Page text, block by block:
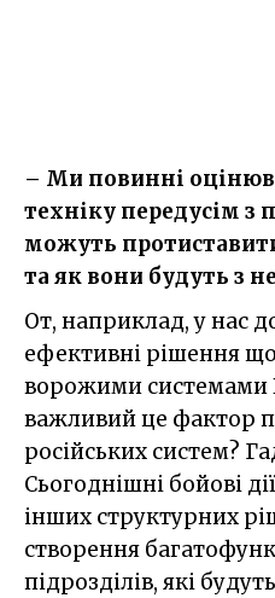
– Ми повинні
техніку передусім з
можуть
та як вони будуть з
От, наприклад, у нас
ефективні рішення
ворожими системами
важливий це фактор
російських систем?
Сьогоднішні бойові
інших структурних
створення
підрозділів, які